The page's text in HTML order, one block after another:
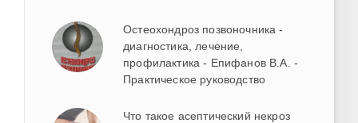
Остеохондроз позвоночника -
диагностика, лечение,
профилактика - Епифанов В.А. -
Практическое руководство
Что такое асептический некроз